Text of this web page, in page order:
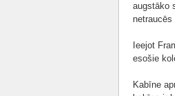
augstāko
Ieejot
esošie
Kabīne